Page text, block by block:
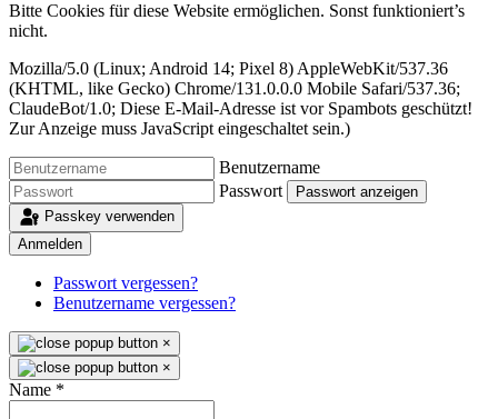
Bitte Cookies für diese Website ermöglichen. Sonst funktioniert’s
nicht.
Mozilla/5.0 (Linux; Android 14; Pixel 8) AppleWebKit/537.36
(KHTML, like Gecko) Chrome/131.0.0.0 Mobile Safari/537.36;
ClaudeBot/1.0; Diese E-Mail-Adresse ist vor Spambots geschützt!
Zur Anzeige muss JavaScript eingeschaltet sein.)
Benutzername
Passwort
Passwort anzeigen
Passkey verwenden
Anmelden
Passwort vergessen?
Benutzername vergessen?
×
×
Name *